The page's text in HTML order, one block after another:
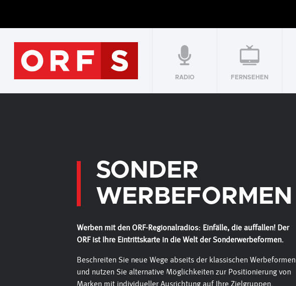
RADIO FERNSEHEN
SONDER
WERBEFORMEN
Werben mit den ORF-Regionalradios: Einfälle, die auffallen! Der
ORF ist Ihre Eintrittskarte in die Welt der Sonderwerbeformen.
Beschreiten Sie neue Wege abseits der klassischen Werbeformen
und nutzen Sie alternative Möglichkeiten zur Positionierung von
Marken mit individueller Ausrichtung auf Ihre Zielgruppen.